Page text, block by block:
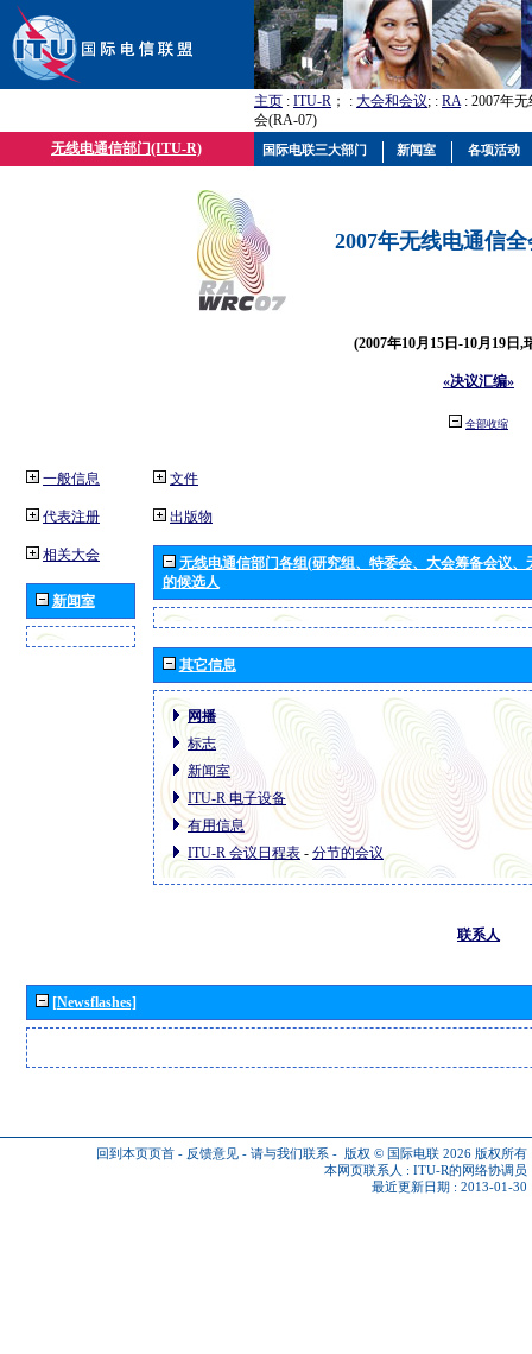
主页 : ITU-R ； : 大会和会议; : RA: 2007年
会(RA-07)
无线电通信部门(ITU-R)
2007年无线电通信
(2007年10月15日-10月19日,
«决议汇编»
全部收缩
一般信息
代表注册
相关大会
新闻室
文件
出版物
无线电通信部门各组(研究组、特委会、大会筹备会议
的候选人
其它信息
网播
标志
新闻室
ITU-R 电子设备
有用信息
ITU-R 会议日程表 - 分节的会议
联系人
[Newsflashes]
回到本页页首 - 反馈意见 - 请与我们联系 - 版权 © 国际电联 2026 版权所有
本网页联系人 : ITU-R的网络协调员
最近更新日期 : 2013-01-30
国际电联三大部门 新闻室 各项活动